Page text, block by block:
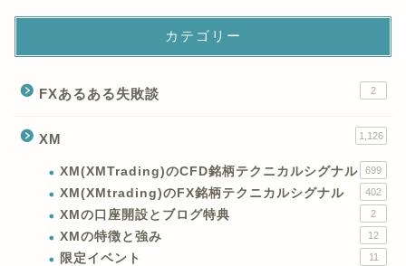
カテゴリー
FXあるある失敗談 2
XM 1,126
XM(XMTrading)のCFD銘柄テクニカルシグナル 699
XM(XMtrading)のFX銘柄テクニカルシグナル 402
XMの口座開設とブログ特典 2
XMの特徴と強み 12
限定イベント 11